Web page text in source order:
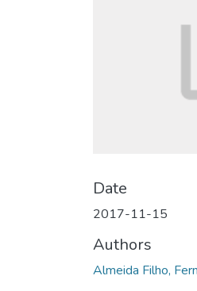
Date
2017-11-15
Authors
Almeida Filho,